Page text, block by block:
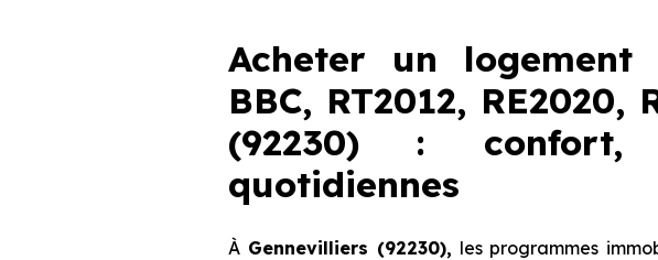
Acheter un logement
BBC, RT2012,
(92230) : confort,
quotidiennes
À Gennevilliers (92230), les programmes